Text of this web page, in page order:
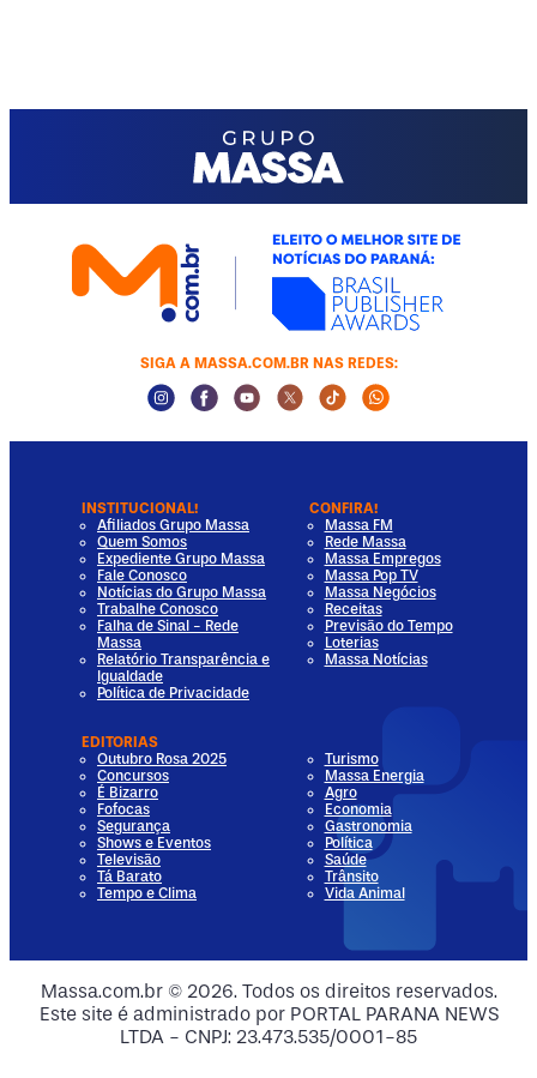
Media
Media
Media
SIGA A MASSA.COM.BR NAS REDES:
Instagram Social Media
Facebook Social Media
Youtube Social Media
Twitter Social Media
Tiktok Social Media
Whatsapp
INSTITUCIONAL!
Afiliados Grupo Massa
Quem Somos
Expediente Grupo Massa
Fale Conosco
Notícias do Grupo Massa
Trabalhe Conosco
Falha de Sinal - Rede
Massa
Relatório Transparência e
Igualdade
Política de Privacidade
CONFIRA!
Massa FM
Rede Massa
Massa Empregos
Massa Pop TV
Massa Negócios
Receitas
Previsão do Tempo
Loterias
Massa Notícias
EDITORIAS
Outubro Rosa 2025
Concursos
É Bizarro
Fofocas
Segurança
Shows e Eventos
Televisão
Tá Barato
Tempo e Clima
Turismo
Massa Energia
Agro
Economia
Gastronomia
Política
Saúde
Trânsito
Vida Animal
Massa.com.br © 2026. Todos os direitos reservados.
Este site é administrado por PORTAL PARANA NEWS
LTDA - CNPJ: 23.473.535/0001-85